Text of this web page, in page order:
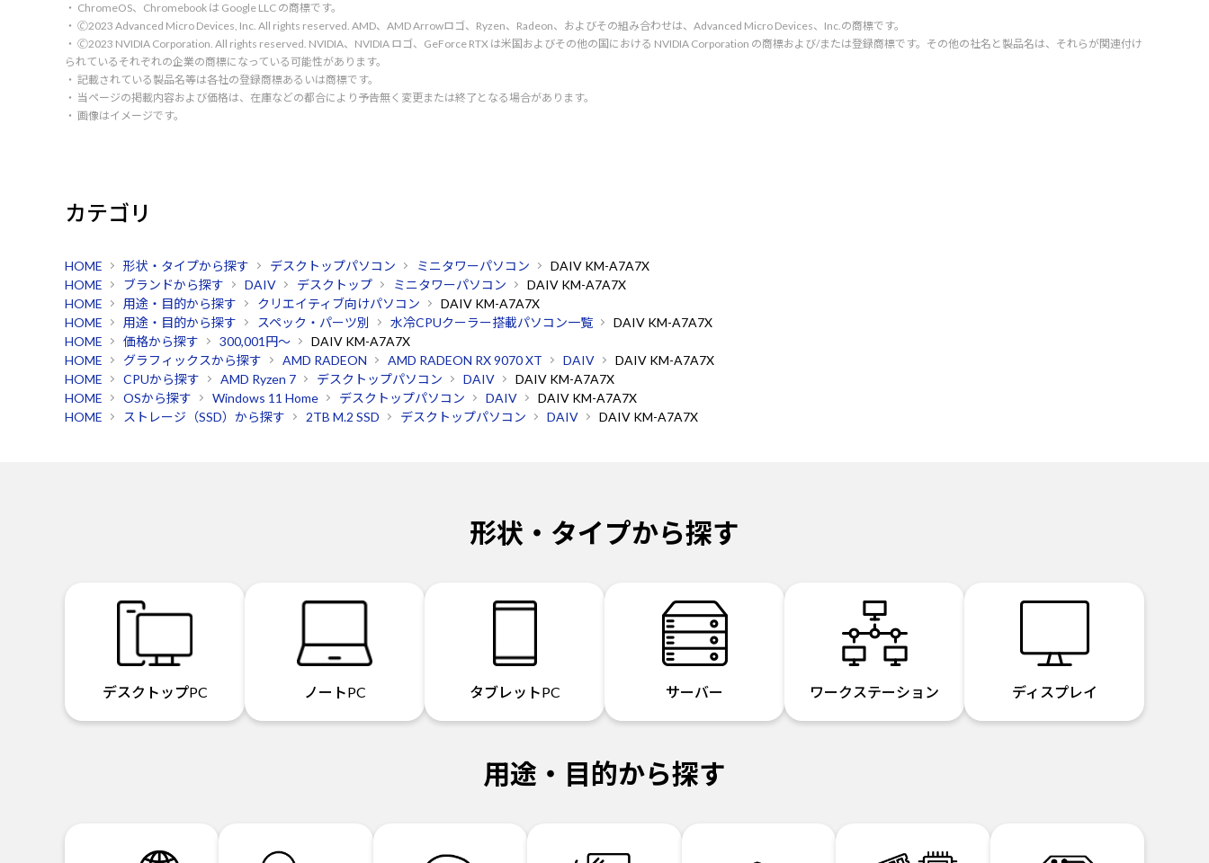
・ ChromeOS、Chromebook は Google LLC の商標です。
・ 🄫2023 Advanced Micro Devices, Inc. All rights reserved. AMD、AMD Arrowロゴ、Ryzen、Radeon、およびその組み合わせは、Advanced Micro Devices、Inc.の商標です。
・ 🄫2023 NVIDIA Corporation. All rights reserved. NVIDIA、NVIDIA ロゴ、GeForce RTX は米国およびその他の国における NVIDIA Corporation の商標および/または登録商標です。その他の社名と製品名は、それらが関連付け
られているそれぞれの企業の商標になっている可能性があります。
・ 記載されている製品名等は各社の登録商標あるいは商標です。
・ 当ページの掲載内容および価格は、在庫などの都合により予告無く変更または終了となる場合があります。
・ 画像はイメージです。
カテゴリ
HOME 形状・タイプから探す デスクトップパソコン ミニタワーパソコン
DAIV KM-A7A7X
HOME
ブランドから探す DAIV デスクトップ ミニタワーパソコン
DAIV KM-A7A7X
HOME
用途・目的から探す クリエイティブ向けパソコン
DAIV KM-A7A7X
HOME
用途・目的から探す スペック・パーツ別 水冷CPUクーラー搭載パソコン一覧
DAIV KM-A7A7X
HOME
価格から探す 300,001円～
DAIV KM-A7A7X
HOME
グラフィックスから探す AMD RADEON AMD RADEON RX 9070 XT DAIV
DAIV KM-A7A7X
HOME
CPUから探す AMD Ryzen 7 デスクトップパソコン DAIV
DAIV KM-A7A7X
HOME
OSから探す Windows 11 Home デスクトップパソコン DAIV
DAIV KM-A7A7X
HOME
ストレージ（SSD）から探す 2TB M.2 SSD デスクトップパソコン DAIV DAIV KM-A7A7X
形状・タイプから探す
デスクトップPC ノートPC タブレットPC サーバー ワークステーション ディスプレイ
用途・目的から探す